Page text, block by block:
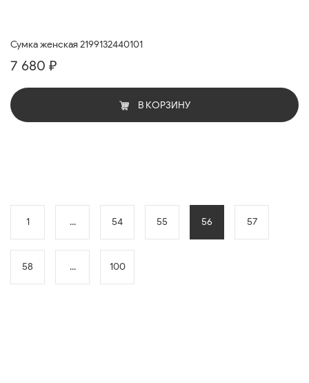
Сумка женская 2199132440101
7 680 ₽
В КОРЗИНУ
1 ... 54 55 56 57
58 ... 100